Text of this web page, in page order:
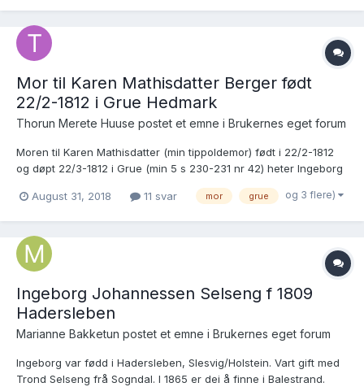
Mor til Karen Mathisdatter Berger født
22/2-1812 i Grue Hedmark
Thorun Merete Huuse postet et emne i Brukernes eget forum
Moren til Karen Mathisdatter (min tippoldemor) født i 22/2-1812
og døpt 22/3-1812 i Grue (min 5 s 230-231 nr 42) heter Ingeborg
Andersdatter Berger. Hun føder barnet på Smestad under Berger
ifølge kirkeboken. Jeg har lett og funnet noen kandidater til
August 31, 2018 11 svar mor grue og 3 flere)
Ingeborg Johannessen Selseng f 1809
Hadersleben
Marianne Bakketun postet et emne i Brukernes eget forum
Ingeborg var fødd i Hadersleben, Slesvig/Holstein. Vart gift med
Trond Selseng frå Sogndal. I 1865 er dei å finne i Balestrand.